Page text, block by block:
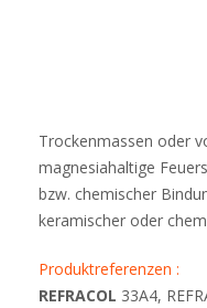
Trockenmassen oder
magnesiahaltige
bzw. chemischer
keramischer oder
Produktreferenzen :
REFRACOL 33A4,